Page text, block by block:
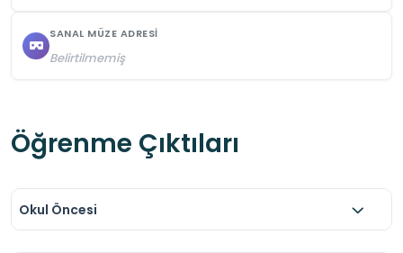
SANAL MÜZE ADRESI
Belirtilmemiş
Öğrenme Çıktıları
Okul Öncesi